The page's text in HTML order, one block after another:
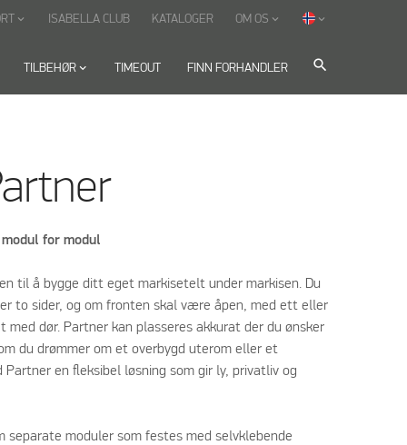
TILBEHØR keyboard_arrow_down TIMEOUT FINN FORHANDLER search
keyboard_arrow_down ISABELLA CLUB KATALOGER OM OS keyboard_arrow_down keyboard_arrow_down
for modul
til å bygge ditt eget markisetelt under markisen. Du
to sider, og om fronten skal være åpen, med ett eller
dør. Partner kan plasseres akkurat der du ønsker
du drømmer om et overbygd uterom eller et
en fleksibel løsning som gir ly, privatliv og
separate moduler som festes med selvklebende